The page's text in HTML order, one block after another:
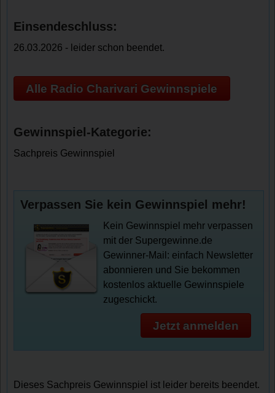
Einsendeschluss:
26.03.2026 - leider schon beendet.
Alle Radio Charivari Gewinnspiele
Gewinnspiel-Kategorie:
Sachpreis Gewinnspiel
Verpassen Sie kein Gewinnspiel mehr!
Kein Gewinnspiel mehr verpassen
mit der Supergewinne.de
Gewinner-Mail: einfach Newsletter
abonnieren und Sie bekommen
kostenlos aktuelle Gewinnspiele
zugeschickt.
Jetzt anmelden
Dieses Sachpreis Gewinnspiel ist leider bereits beendet.